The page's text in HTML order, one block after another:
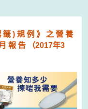
籤 ) 規 例 》 之 營 養
報 告 （2017年3